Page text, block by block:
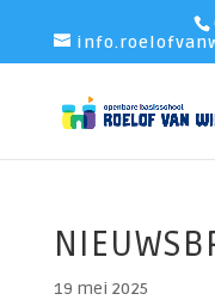
19 mei 2025